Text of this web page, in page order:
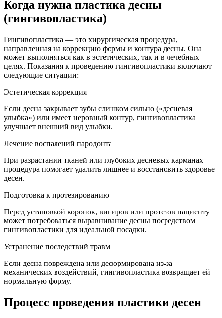
Когда нужна пластика десны
(гингивопластика)
Гингивопластика — это хирургическая процедура,
направленная на коррекцию формы и контура десны. Она
может выполняться как в эстетических, так и в лечебных
целях. Показания к проведению гингивопластики включают
следующие ситуации:
Эстетическая коррекция
Если десна закрывает зубы слишком сильно («десневая
улыбка») или имеет неровный контур, гингивопластика
улучшает внешний вид улыбки.
Лечение воспалений пародонта
При разрастании тканей или глубоких десневых карманах
процедура помогает удалить лишнее и восстановить здоровье
десен.
Подготовка к протезированию
Перед установкой коронок, виниров или протезов пациенту
может потребоваться выравнивание десны посредством
гингивопластики для идеальной посадки.
Устранение последствий травм
Если десна повреждена или деформирована из-за
механических воздействий, гингивопластика возвращает ей
нормальную форму.
Процесс проведения пластики десен